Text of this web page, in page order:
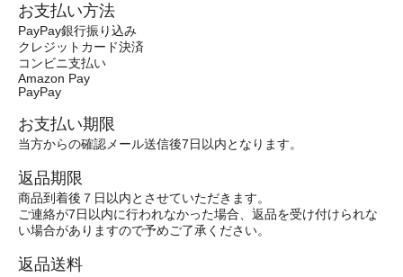
お支払い方法
PayPay銀行振り込み
クレジットカード決済
コンビニ支払い
Amazon Pay
PayPay
お支払い期限
当方からの確認メール送信後7日以内となります。
返品期限
商品到着後７日以内とさせていただきます。
ご連絡が7日以内に行われなかった場合、返品を受け付けられな
い場合がありますので予めご了承ください。
返品送料